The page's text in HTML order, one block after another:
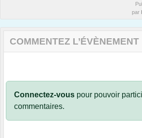
par
COMMENTEZ L’ÉVÈNEMENT
Connectez-vous pour pouvoir
commentaires.